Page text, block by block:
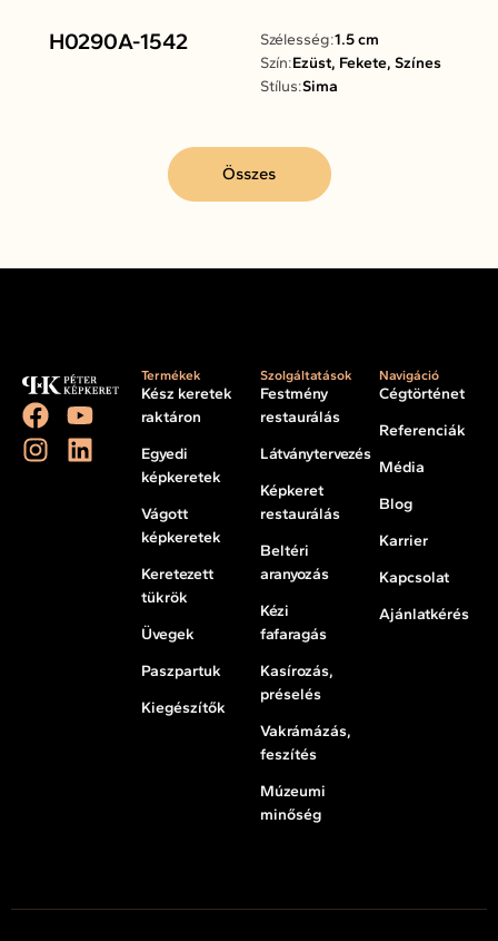
H0290A-1542 Szélesség:1.5 cm
Szín:Ezüst, Fekete, Színes
Stílus:Sima
Összes
Termékek
Kész keretek
raktáron
Egyedi
képkeretek
Vágott
képkeretek
Keretezett
tükrök
Üvegek
Paszpartuk
Kiegészítők
Szolgáltatások
Festmény
restaurálás
Látványtervezés
Képkeret
restaurálás
Beltéri
aranyozás
Kézi
fafaragás
Kasírozás,
préselés
Vakrámázás,
feszítés
Múzeumi
minőség
Navigáció
Cégtörténet
Referenciák
Média
Blog
Karrier
Kapcsolat
Ajánlatkérés